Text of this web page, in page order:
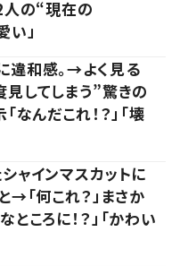
の“現在の
」
違和感。→よく見る
してしまう”驚きの
んだこれ！？」「壊
ャインマスカットに
→「何これ？」まさか
ころに！？」「かわい